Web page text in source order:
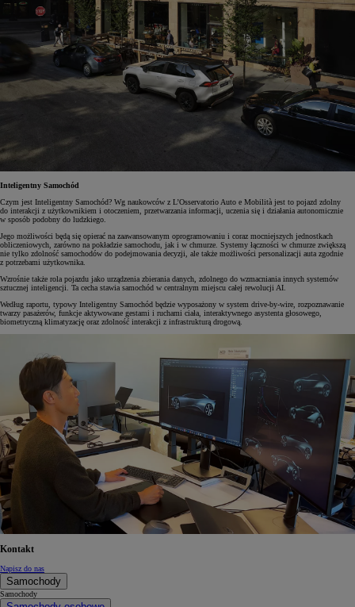
Inteligentny Samochód
Czym jest Inteligentny Samochód? Wg naukowców z L’Osservatorio Auto e Mobilità jest to pojazd zdolny
do interakcji z użytkownikiem i otoczeniem, przetwarzania informacji, uczenia się i działania autonomicznie
w sposób podobny do ludzkiego.
Jego możliwości będą się opierać na zaawansowanym oprogramowaniu i coraz mocniejszych jednostkach
obliczeniowych, zarówno na pokładzie samochodu, jak i w chmurze. Systemy łączności w chmurze zwiększą
nie tylko zdolność samochodów do podejmowania decyzji, ale także możliwości personalizacji auta zgodnie
z potrzebami użytkownika.
Wzrośnie także rola pojazdu jako urządzenia zbierania danych, zdolnego do wzmacniania innych systemów
sztucznej inteligencji. Ta cecha stawia samochód w centralnym miejscu całej rewolucji AI.
Według raportu, typowy Inteligentny Samochód będzie wyposażony w system drive-by-wire, rozpoznawanie
twarzy pasażerów, funkcje aktywowane gestami i ruchami ciała, interaktywnego asystenta głosowego,
biometryczną klimatyzację oraz zdolność interakcji z infrastrukturą drogową.
Kontakt
Napisz do nas
Samochody
Samochody